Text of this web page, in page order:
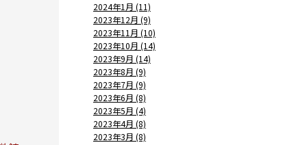
2024年1月 (11)
2023年12月 (9)
2023年11月 (10)
2023年10月 (14)
2023年9月 (14)
2023年8月 (9)
2023年7月 (9)
2023年6月 (8)
2023年5月 (4)
2023年4月 (8)
2023年3月 (8)